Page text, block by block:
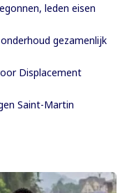
leden eisen
gezamenlijk
Displacement
Saint-Martin